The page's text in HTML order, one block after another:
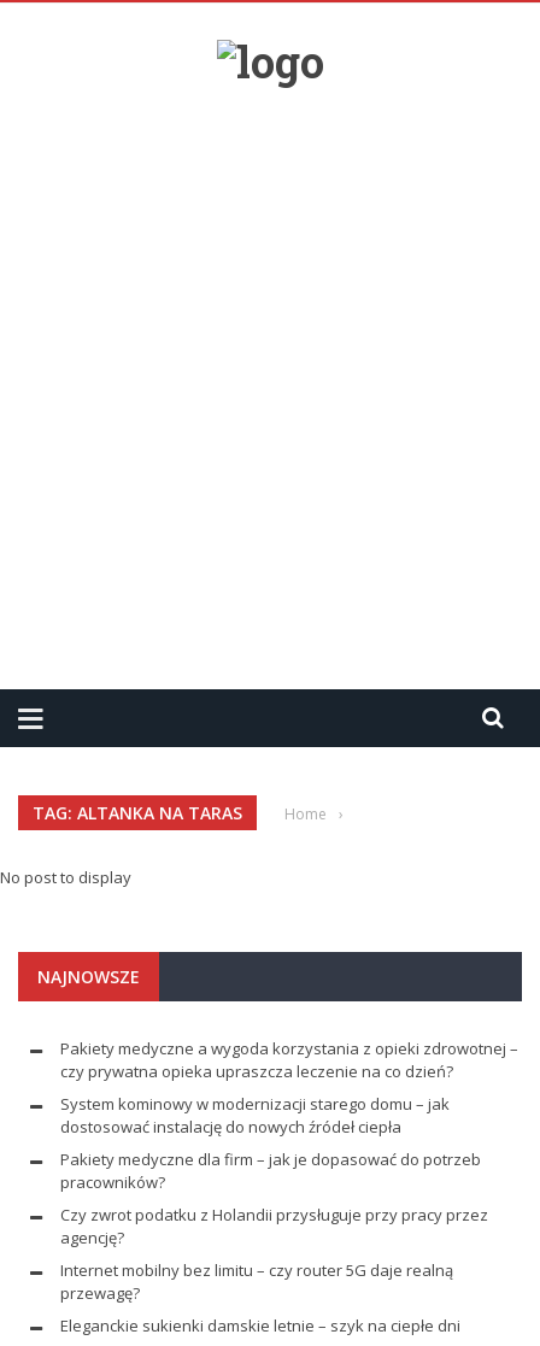
TAG: ALTANKA NA TARAS Home ›
No post to display
NAJNOWSZE
Pakiety medyczne a wygoda korzystania z opieki zdrowotnej –
czy prywatna opieka upraszcza leczenie na co dzień?
System kominowy w modernizacji starego domu – jak
dostosować instalację do nowych źródeł ciepła
Pakiety medyczne dla firm – jak je dopasować do potrzeb
pracowników?
Czy zwrot podatku z Holandii przysługuje przy pracy przez
agencję?
Internet mobilny bez limitu – czy router 5G daje realną
przewagę?
Eleganckie sukienki damskie letnie – szyk na ciepłe dni